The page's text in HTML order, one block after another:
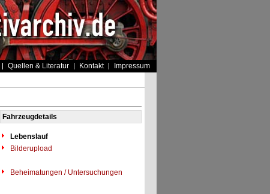
Quellen & Literatur Kontakt Impressum
Fahrzeugdetails
Lebenslauf
Bilderupload
Beheimatungen / Untersuchungen